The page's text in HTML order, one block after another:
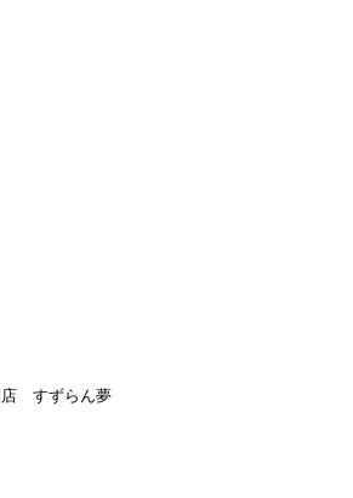
店 すずらん夢